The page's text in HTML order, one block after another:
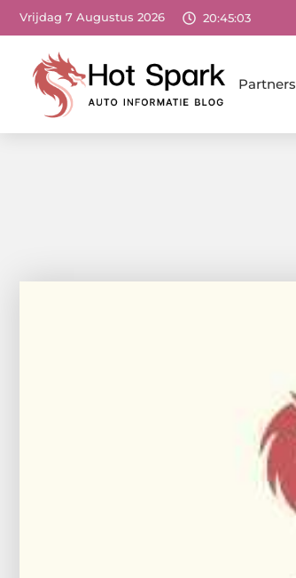
Vrijdag 7 Augustus 2026 20:45:04
Partners